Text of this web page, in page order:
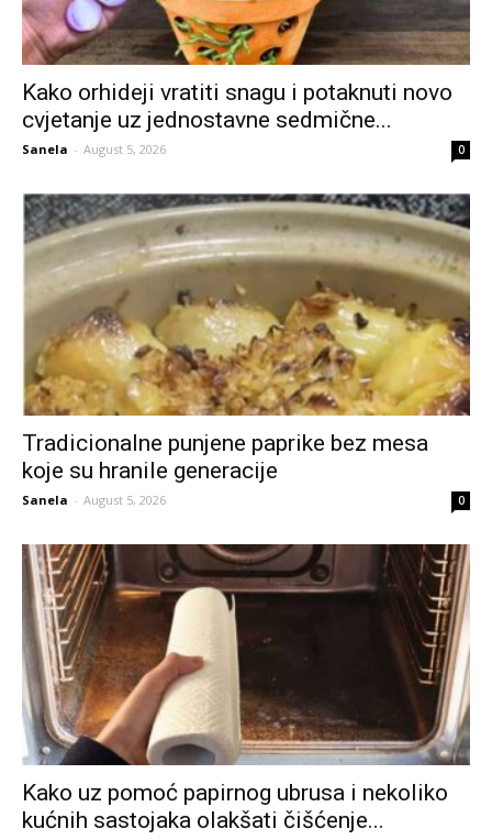
Kako orhideji vratiti snagu i potaknuti novo
cvjetanje uz jednostavne sedmične...
Sanela - August 5, 2026 0
Tradicionalne punjene paprike bez mesa
koje su hranile generacije
Sanela - August 5, 2026 0
Kako uz pomoć papirnog ubrusa i nekoliko
kućnih sastojaka olakšati čišćenje...